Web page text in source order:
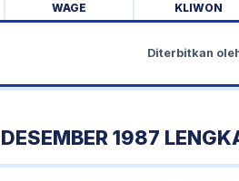
WAGE KLIWON
Diterbitkan
1987